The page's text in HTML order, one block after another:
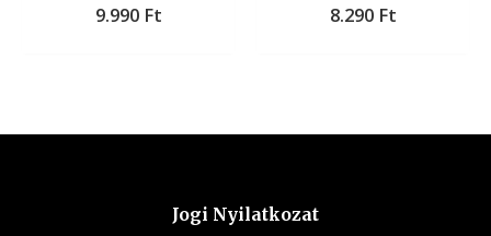
9.990 Ft 8.290 Ft
Jogi Nyilatkozat